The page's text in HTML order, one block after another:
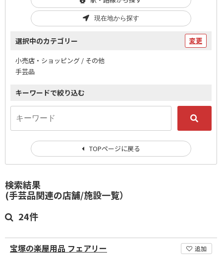
検索結果
(手芸品関連の店舗/施設一覧）
24件
宝塚の楽屋用品 フェアリー 追加
現在地から探す
選択中のカテゴリー 変更
小売店・ショッピング / その他
手芸品
キーワードで絞り込む
TOPページに戻る